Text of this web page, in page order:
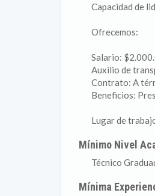
Capacidad de
Ofrecemos:
Salario:
Auxilio de
Contrato: A
Beneficios:
Lugar de
Mínimo Nivel
Técnico
Mínima